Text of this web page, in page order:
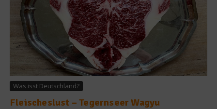
Was isst Deutschland?
Fleischeslust – Tegernseer Wagyu